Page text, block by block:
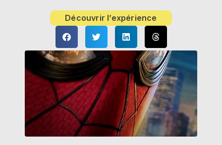
Découvrir l’expérience